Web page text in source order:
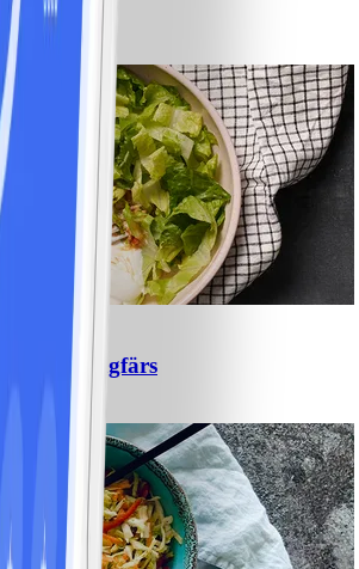
kycklingfärs